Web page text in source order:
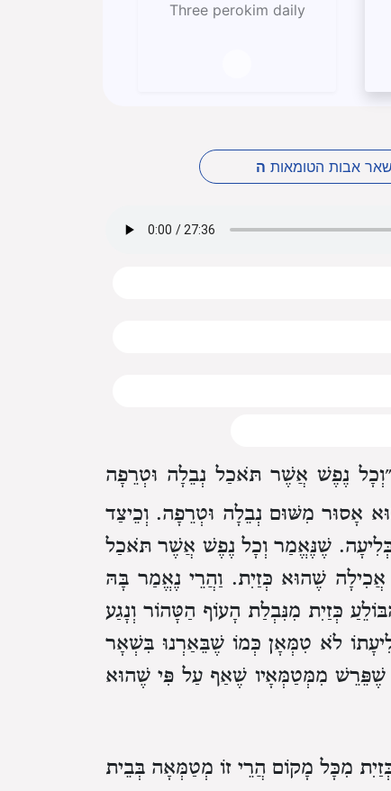
Three perokim daily
שאר אבות הטומאות ה
״וְכָל נֶפֶשׁ אֲשֶׁר תֹּאכַל נְבֵלָה וּטְרֵפָה
אָסוּר מִשּׁוּם נְבֵלָה וּטְרֵפָה. וְכֵיצַד
שֶׁנֶּאֱמַר וְכָל נֶפֶשׁ אֲשֶׁר תֹּאכַל
שֶׁהוּא כְּזַיִת. וַהֲרֵי נֶאֱמַר בָּהּ
כְּזַיִת מִנִּבְלַת הָעוֹף הַטָּהוֹר וְנָגַע
לֹא טִמְּאָן כְּמוֹ שֶׁבֵּאַרְנוּ בִּשְׁאָר
מִמְּטַמְּאָיו שֶׁאַף עַל פִּי שֶׁהוּא
מִכָּל מָקוֹם הֲרֵי זוֹ מְטַמְּאָה בְּבֵית